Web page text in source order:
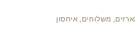
משלוחים, איחסון